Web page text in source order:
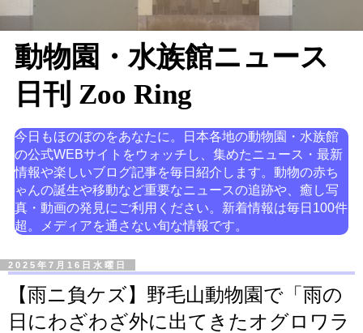
動物園・水族館ニュース
日刊 Zoo Ring
今日もほのぼのをあなたに。日本各地の動物園・水族館
の公式WEBサイトをウォッチし、集めたニュース・最新
情報や楽しいブログ記事を毎日紹介します。動物の赤ち
ゃんの誕生や移動など重要なニュースの追跡や、癒し写
真・動画の発見にご利用ください。新着情報は毎日100件
超。メディアを通さない旬な情報です。
2025年7月16日水曜日
【雨ニ負ケズ】野毛山動物園で「雨の
日にわざわざ外に出てきたオグロワラ